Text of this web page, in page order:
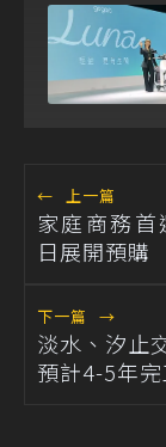
← 上一篇
家庭商務首
日展開預購
下一篇 →
淡水、汐止
預計4-5年完